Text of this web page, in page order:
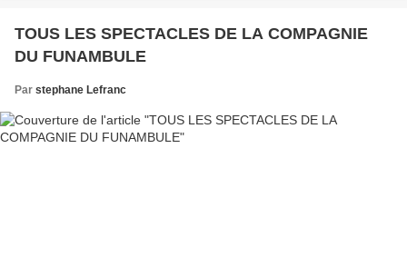
TOUS LES SPECTACLES DE LA COMPAGNIE
DU FUNAMBULE
Par stephane Lefranc